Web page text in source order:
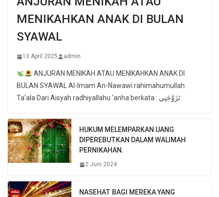
MENIKAHKAN ANAK DI BULAN
SYAWAL
13 April 2025 admin
ANJURAN MENIKAH ATAU MENIKAHKAN ANAK DI
BULAN SYAWAL Al-Imam An-Nawawi rahimahumullah
Ta’ala Dari Aisyah radhiyallahu ‘anha berkata : تَزَوَّجَنِي
HUKUM MELEMPARKAN UANG
DIPEREBUTKAN DALAM WALIMAH
PERNIKAHAN.
2 Juni 2024
NASEHAT BAGI MEREKA YANG